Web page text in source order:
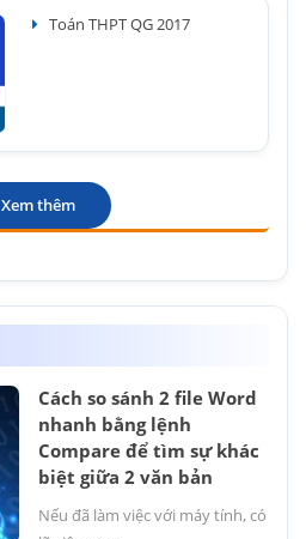
Toán THPT QG 2017
Xem thêm
Cách so sánh 2 file Word
nhanh bằng lệnh
Compare để tìm sự khác
biệt giữa 2 văn bản
Nếu đã làm việc với máy tính, có